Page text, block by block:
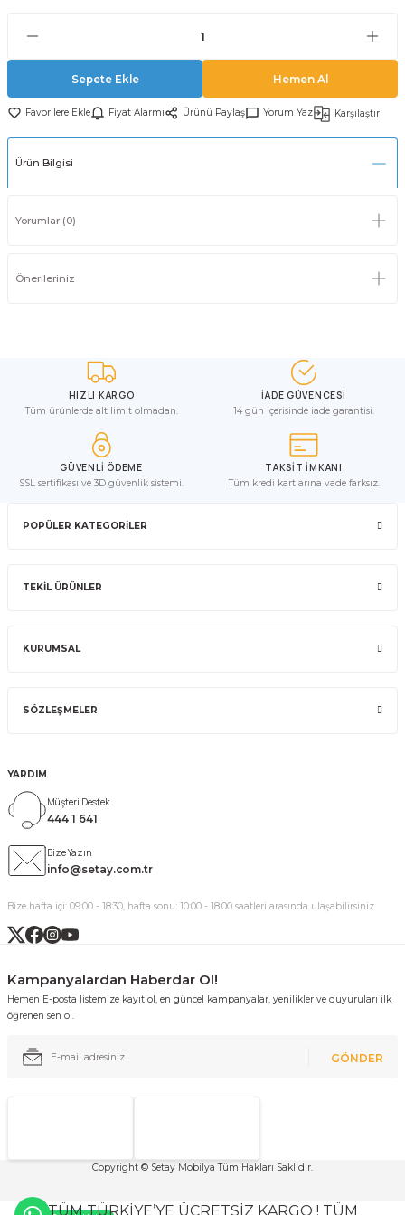
Sepete Ekle Hemen Al
Fiyat Alarmı Ürünü Paylaş Yorum Yaz Karşılaştır
Ürün Bilgisi
Yorumlar (0)
Önerileriniz
HIZLI KARGO
Tüm ürünlerde alt limit olmadan.
İADE GÜVENCESİ
14 gün içerisinde iade garantisi.
GÜVENLİ ÖDEME
SSL sertifikası ve 3D güvenlik sistemi.
TAKSİT İMKANI
Tüm kredi kartlarına vade farksız.
POPÜLER KATEGORİLER
TEKİL ÜRÜNLER
KURUMSAL
SÖZLEŞMELER
YARDIM
Müşteri Destek
444 1 641
Bize Yazın
info@setay.com.tr
Bize hafta içi: 09:00 - 18:30, hafta sonu: 10:00 - 18:00 saatleri arasında ulaşabilirsiniz.
Kampanyalardan Haberdar Ol!
Hemen E-posta listemize kayıt ol, en güncel kampanyalar, yenilikler ve duyuruları ilk
öğrenen sen ol.
GÖNDER
Copyright © Setay Mobilya Tüm Hakları Saklıdır.
TÜM TÜRKİYE’YE ÜCRETSİZ KARGO ! TÜM